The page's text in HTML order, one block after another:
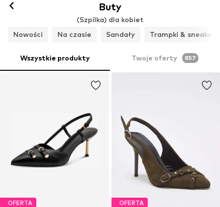
Buty
(Szpilka) dla kobiet
Nowości
Na czasie Sandały Trampki &
Wszystkie produkty Twoje oferty 857
OFERTA OFERTA